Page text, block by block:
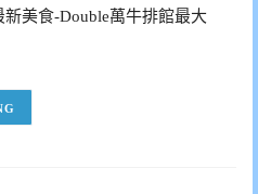
美食-Double萬牛排館最大